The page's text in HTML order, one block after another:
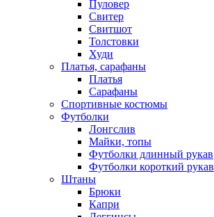
Пуловер
Свитер
Свитшот
Толстовки
Худи
Платья, сарафаны
Платья
Сарафаны
Спортивные костюмы
Футболки
Лонгслив
Майки, топы
Футболки длинный рукав
Футболки короткий рукав
Штаны
Брюки
Капри